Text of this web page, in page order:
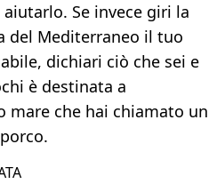
Se invece giri la
del Mediterraneo il tuo
dichiari ciò che sei e
è destinata a
mare che hai chiamato un